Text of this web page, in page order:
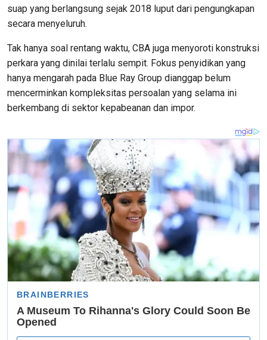
suap yang berlangsung sejak 2018 luput dari pengungkapan
secara menyeluruh.
Tak hanya soal rentang waktu, CBA juga menyoroti konstruksi
perkara yang dinilai terlalu sempit. Fokus penyidikan yang
hanya mengarah pada Blue Ray Group dianggap belum
mencerminkan kompleksitas persoalan yang selama ini
berkembang di sektor kepabeanan dan impor.